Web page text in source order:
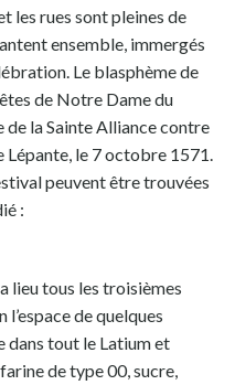
les rues sont pleines de
ensemble, immergés
Le blasphème de
de Notre Dame du
la Sainte Alliance contre
Lépante, le 7 octobre 1571.
peuvent être trouvées
:
lieu tous les troisièmes
l’espace de quelques
dans tout le Latium et
de type 00, sucre,